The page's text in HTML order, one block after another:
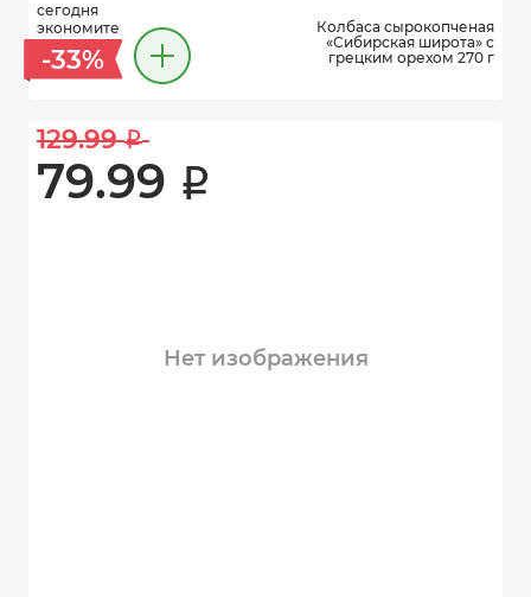
сегодня
экономите
-33%
Колбаса сырокопченая
«Сибирская широта» с
грецким орехом 270 г
129.99 i
79.99 i
Нет изображения